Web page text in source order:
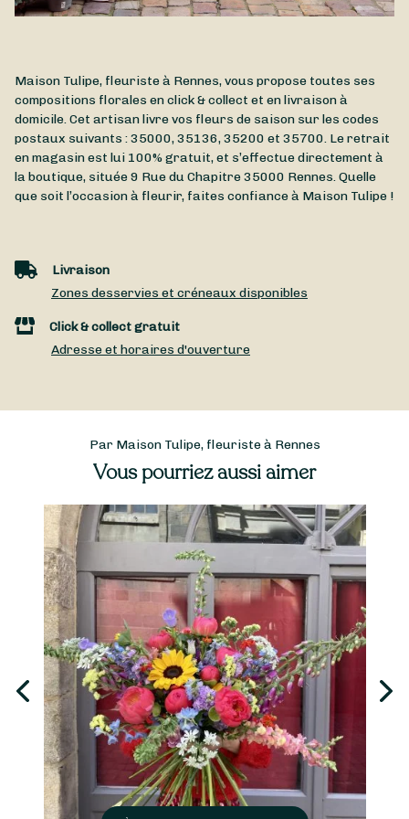
Maison Tulipe, fleuriste à Rennes, vous propose toutes ses
compositions florales en click & collect et en livraison à
domicile. Cet artisan livre vos fleurs de saison sur les codes
postaux suivants : 35000, 35136, 35200 et 35700. Le retrait
en magasin est lui 100% gratuit, et s’effectue directement à
la boutique, située9 Rue du Chapitre35000 Rennes. Quelle
que soit l’occasion à fleurir, faites confiance à Maison Tulipe !
Livraison
Zones desservies et créneaux disponibles
Click & collect gratuit
Adresse et horaires d'ouverture
Par Maison Tulipe, fleuriste à Rennes
Vous pourriez aussi aimer